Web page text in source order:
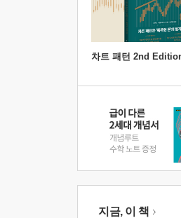
차트 패턴 2nd
지금, 이 책